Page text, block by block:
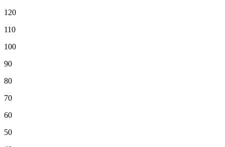
120
110
100
90
80
70
60
50